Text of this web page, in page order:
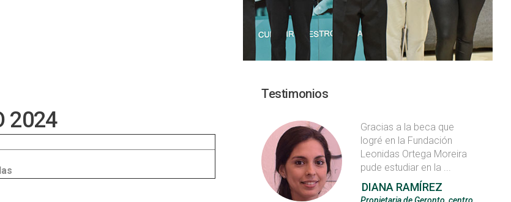
2024
Testimonios
Gracias a la beca que
logré en la Fundación
Leonidas Ortega Moreira
pude estudiar en la ...
DIANA RAMÍREZ